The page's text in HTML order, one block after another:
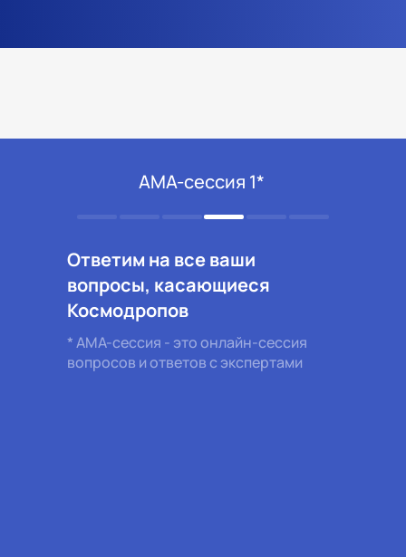
Ответим на все ваши
вопросы, касающиеся
Космодропов
АМА-сессия 1*
* АМА-сессия - это онлайн-сессия
вопросов и ответов с экспертами